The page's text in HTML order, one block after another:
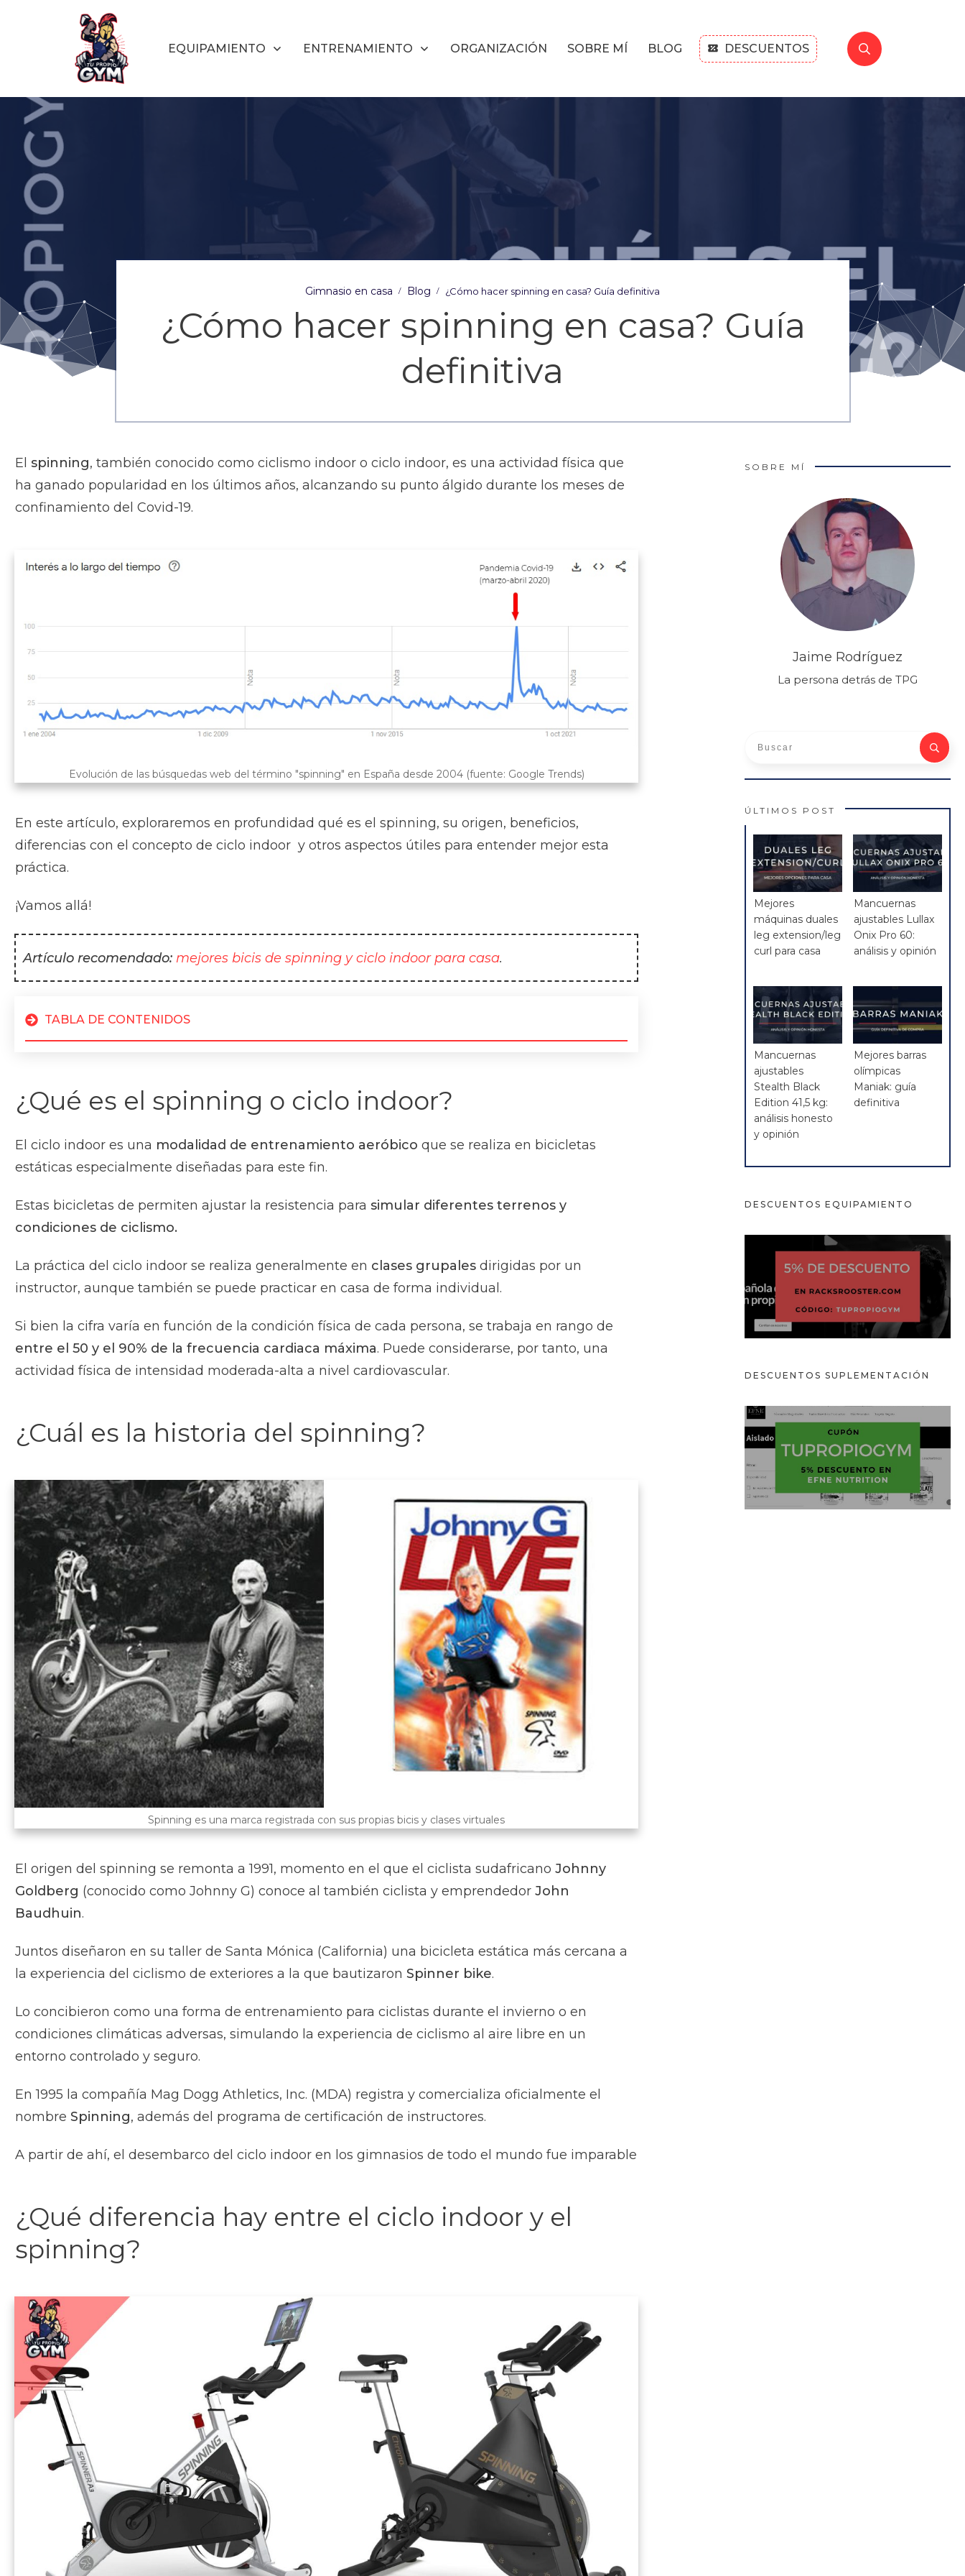
EQUIPAMIENTO ENTRENAMIENTO ORGANIZACIÓN SOBRE MÍ BLOG DESCUENTOS
Gimnasio en casa / Blog / ¿Cómo hacer spinning en casa? Guía definitiva
¿Cómo hacer spinning en casa? Guía
definitiva
El spinning, también conocido como ciclismo indoor o ciclo indoor, es una actividad física que
ha ganado popularidad en los últimos años, alcanzando su punto álgido durante los meses de
confinamiento del Covid-19.
Evolución de las búsquedas web del término "spinning" en España desde 2004 (fuente: Google Trends)
En este artículo, exploraremos en profundidad qué es el spinning, su origen, beneficios,
diferencias con el concepto de ciclo indoor y otros aspectos útiles para entender mejor esta
práctica.
¡Vamos allá!
Artículo recomendado: mejores bicis de spinning y ciclo indoor para casa.
TABLA DE CONTENIDOS
¿Qué es el spinning o ciclo indoor?
El ciclo indoor es una modalidad de entrenamiento aeróbico que se realiza en bicicletas
estáticas especialmente diseñadas para este fin.
Estas bicicletas de permiten ajustar la resistencia para simular diferentes terrenos y
condiciones de ciclismo.
La práctica del ciclo indoor se realiza generalmente en clases grupales dirigidas por un
instructor, aunque también se puede practicar en casa de forma individual.
Si bien la cifra varía en función de la condición física de cada persona, se trabaja en rango de
entre el 50 y el 90% de la frecuencia cardiaca máxima. Puede considerarse, por tanto, una
actividad física de intensidad moderada-alta a nivel cardiovascular.
¿Cuál es la historia del spinning?
Spinning es una marca registrada con sus propias bicis y clases virtuales
El origen del spinning se remonta a 1991, momento en el que el ciclista sudafricano Johnny
Goldberg (conocido como Johnny G) conoce al también ciclista y emprendedor John
Baudhuin.
Juntos diseñaron en su taller de Santa Mónica (California) una bicicleta estática más cercana a
la experiencia del ciclismo de exteriores a la que bautizaron Spinner bike.
Lo concibieron como una forma de entrenamiento para ciclistas durante el invierno o en
condiciones climáticas adversas, simulando la experiencia de ciclismo al aire libre en un
entorno controlado y seguro.
En 1995 la compañía Mag Dogg Athletics, Inc. (MDA) registra y comercializa oficialmente el
nombre Spinning, además del programa de certificación de instructores.
A partir de ahí, el desembarco del ciclo indoor en los gimnasios de todo el mundo fue imparable
¿Qué diferencia hay entre el ciclo indoor y el
spinning?
SOBRE MÍ
Jaime Rodríguez
La persona detrás de TPG
ÚLTIMOS POST
Mejores
máquinas duales
leg extension/leg
curl para casa
Mancuernas
ajustables Lullax
Onix Pro 60:
análisis y opinión
Mancuernas
ajustables
Stealth Black
Edition 41,5 kg:
análisis honesto
y opinión
Mejores barras
olímpicas
Maniak: guía
definitiva
DESCUENTOS EQUIPAMIENTO
DESCUENTOSSUPLEMENTACIÓN